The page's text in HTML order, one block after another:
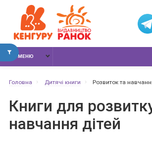
МЕНЮ
Головна Дитячі книги Розвиток та
Книги для
навчання дітей